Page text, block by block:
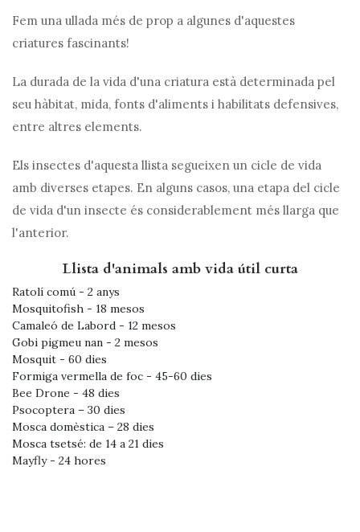
Fem una ullada més de prop a algunes d'aquestes
criatures fascinants!
La durada de la vida d'una criatura està determinada pel
seu hàbitat, mida, fonts d'aliments i habilitats defensives,
entre altres elements.
Els insectes d'aquesta llista segueixen un cicle de vida
amb diverses etapes. En alguns casos, una etapa del cicle
de vida d'un insecte és considerablement més llarga que
l'anterior.
Llista d'animals amb vida útil curta
Ratolí comú - 2 anys
Mosquitofish - 18 mesos
Camaleó de Labord - 12 mesos
Gobi pigmeu nan - 2 mesos
Mosquit - 60 dies
Formiga vermella de foc - 45-60 dies
Bee Drone - 48 dies
Psocoptera – 30 dies
Mosca domèstica – 28 dies
Mosca tsetsé: de 14 a 21 dies
Mayfly - 24 hores